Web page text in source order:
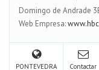
Domingo de Andrade
Web Empresa:
PONTEVEDRA Contactar